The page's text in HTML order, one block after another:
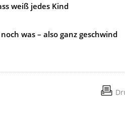
weiß jedes Kind
was – also ganz geschwind